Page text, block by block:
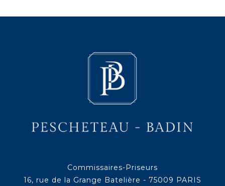
Commissaires-Priseurs
16, rue de la Grange Batelière - 75009 PARIS